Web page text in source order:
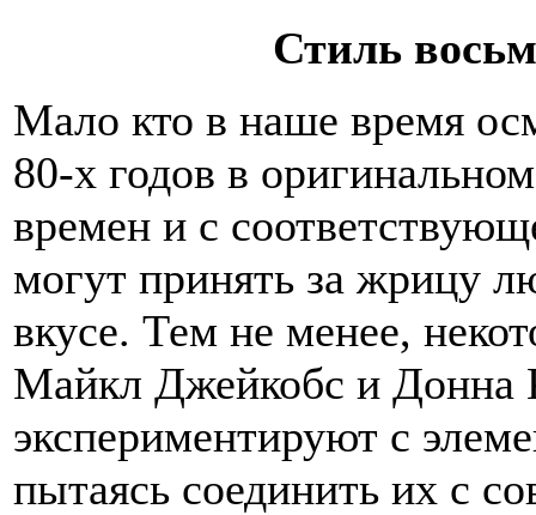
Стиль
Мало кто в наше время
80-х годов в
времен и с
могут принять за жрицу
вкусе. Тем не менее,
Майкл Джейкобс и Донна
экспериментируют с
пытаясь соединить их с